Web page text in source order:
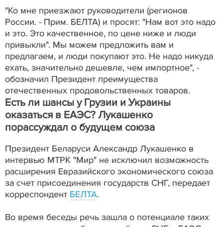
"Ко мне приезжают руководители (регионов
России. - Прим. БЕЛТА) и просят: "Нам вот это надо
и это. Это качественное, по цене ниже и люди
привыкли". Мы можем предложить вам и
предлагаем, и люди покупают это. Не надо никуда
ехать, значительно дешевле, чем импортное", -
обозначил Президент преимущества
отечественных продовольственных товаров.
Есть ли шансы у Грузии и Украины
оказаться в ЕАЭС? Лукашенко
порассуждал о будущем союза
Президент Беларуси Александр Лукашенко в
интервью МТРК "Мир" не исключил возможность
расширения Евразийского экономического союза
за счет присоединения государств СНГ, передает
корреспондент БЕЛТА.
Во время беседы речь зашла о потенциале таких